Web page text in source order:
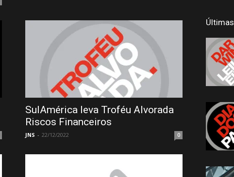
SulAmérica leva Troféu Alvorada
Riscos Financeiros
JNS - 22/12/2022 0
Últimas